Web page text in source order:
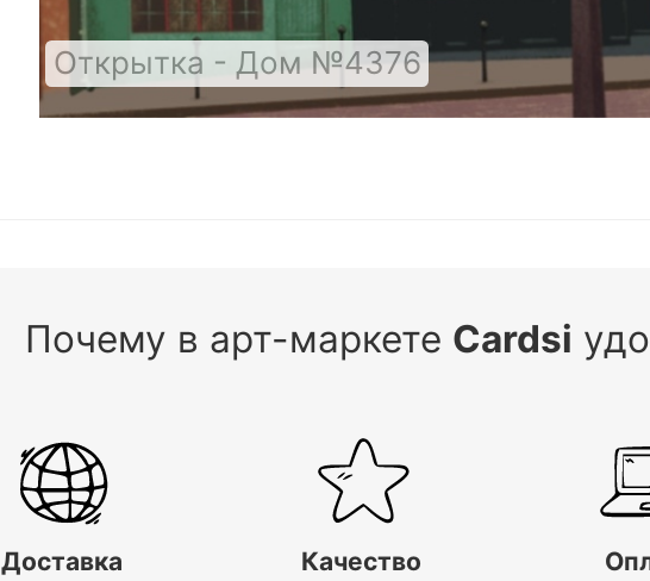
Открытка - Дом №4376
Почему в арт-маркете Cardsi
Доставка Качество